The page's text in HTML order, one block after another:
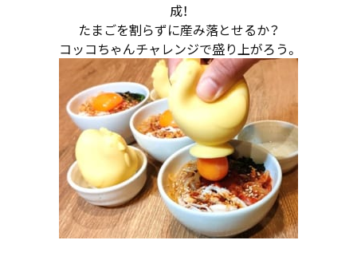
成！
たまごを割らずに産み落とせるか？
コッコちゃんチャレンジで盛り上がろう。